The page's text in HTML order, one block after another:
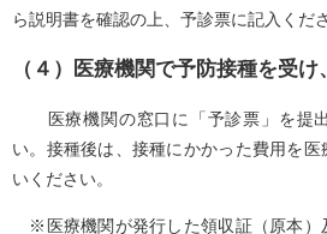
ら説明書を確認の上、予診票に記入くださ
（４）医療機関で予防接種を受け
医療機関の窓口に「予診票」を提出
い。接種後は、接種にかかった費用を
いください。
※医療機関が発行した領収証（原本）